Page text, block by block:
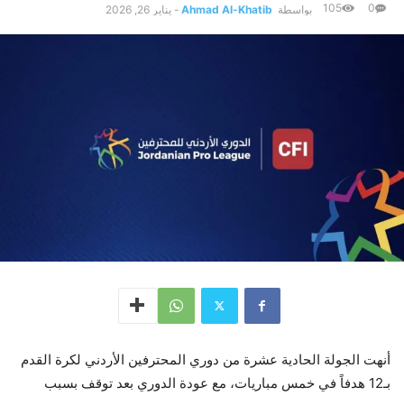
بواسطة Ahmad Al-Khatib
- يناير 26, 2026 0
105
أنهت الجولة الحادية عشرة من دوري المحترفين الأردني لكرة القدم
بـ12 هدفاً في خمس مباريات، مع عودة الدوري بعد توقف بسبب